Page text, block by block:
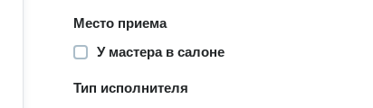
Место приема
У мастера в салоне
Тип исполнителя